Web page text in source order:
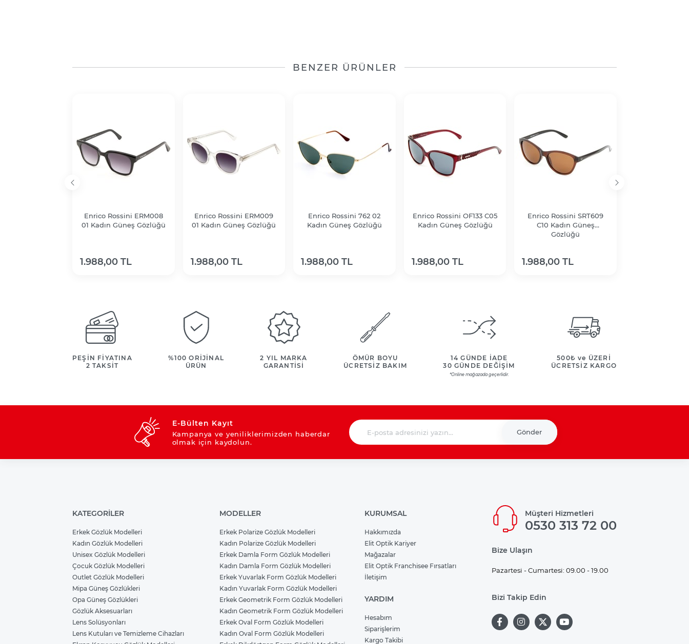
BENZER ÜRÜNLER
Enrico Rossini ERM008
01 Kadın Güneş Gözlüğü
1.988,00 TL
Enrico Rossini ERM009
01 Kadın Güneş Gözlüğü
1.988,00 TL
Enrico Rossini 762 02
Kadın Güneş Gözlüğü
1.988,00 TL
Enrico Rossini OF133 C05
Kadın Güneş Gözlüğü
1.988,00 TL
Enrico Rossini SRT609
C10 Kadın Güneş
Gözlüğü
1.988,00 TL
PEŞİN FİYATINA
2 TAKSİT
%100 ORİJİNAL
ÜRÜN
2 YIL MARKA
GARANTİSİ
ÖMÜR BOYU
ÜCRETSİZ BAKIM
14 GÜNDE İADE
30 GÜNDE DEĞİŞİM
*Online mağazada geçerlidir.
500₺ ve ÜZERİ
ÜCRETSİZ KARGO
E-Bülten Kayıt
Kampanya ve yeniliklerimizden haberdar
olmak için kaydolun.
Gönder
KATEGORİLER
Erkek Gözlük Modelleri
Kadın Gözlük Modelleri
Unisex Gözlük Modelleri
Çocuk Gözlük Modelleri
Outlet Gözlük Modelleri
Mipa Güneş Gözlükleri
Opa Güneş Gözlükleri
Gözlük Aksesuarları
Lens Solüsyonları
Lens Kutuları ve Temizleme Cihazları
MODELLER
Erkek Polarize Gözlük Modelleri
Kadın Polarize Gözlük Modelleri
Erkek Damla Form Gözlük Modelleri
Kadın Damla Form Gözlük Modelleri
Erkek Yuvarlak Form Gözlük Modelleri
Kadın Yuvarlak Form Gözlük Modelleri
Erkek Geometrik Form Gözlük Modelleri
Kadın Geometrik Form Gözlük Modelleri
Erkek Oval Form Gözlük Modelleri
Kadın Oval Form Gözlük Modelleri
KURUMSAL
Hakkımızda
Elit Optik Kariyer
Mağazalar
Elit Optik Franchisee Fırsatları
İletişim
YARDIM
Hesabım
Siparişlerim
Kargo Takibi
Müşteri Hizmetleri
0530 313 72 00
Bize Ulaşın
Pazartesi - Cumartesi: 09.00 - 19.00
Bizi Takip Edin